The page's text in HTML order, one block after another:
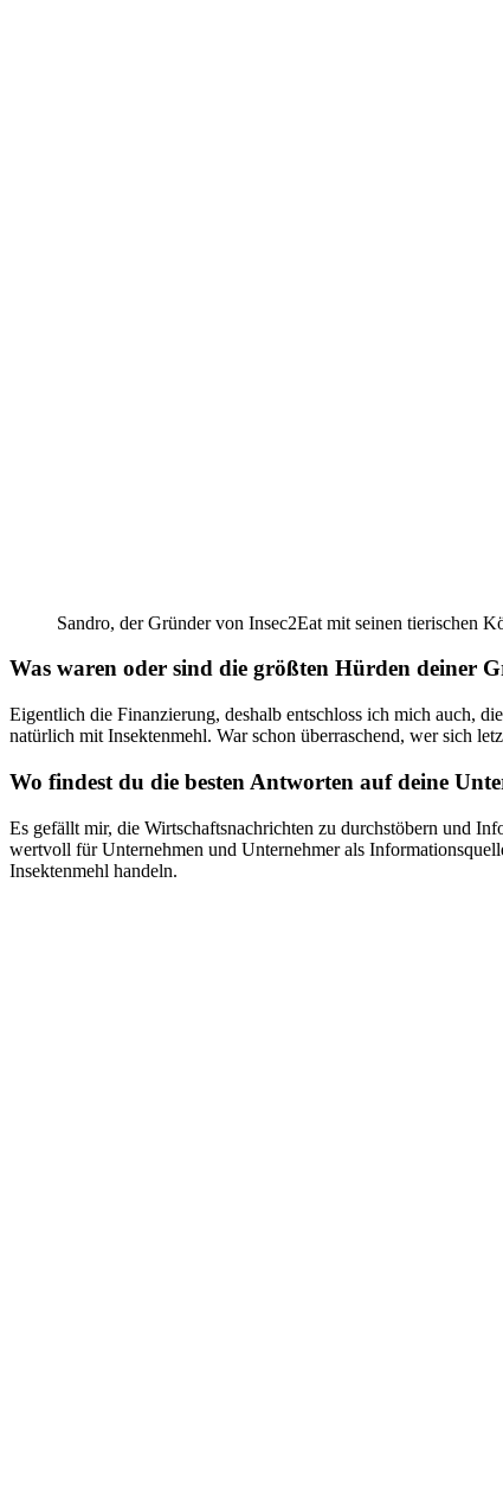
Sandro, der Gründer von Insec2Eat mit seinen tierischen
Was waren oder sind die größten Hürden deiner
Eigentlich die Finanzierung, deshalb entschloss ich mich auch,
natürlich mit Insektenmehl. War schon überraschend, wer sich
Wo findest du die besten Antworten auf deine
Es gefällt mir, die Wirtschaftsnachrichten zu durchstöbern und
wertvoll für Unternehmen und Unternehmer als
Insektenmehl handeln.